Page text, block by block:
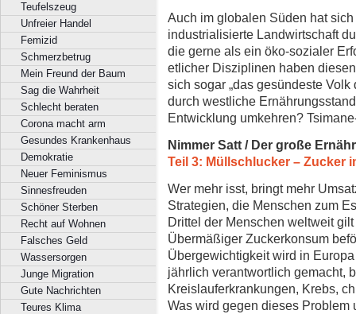
Teufelszeug
Unfreier Handel
Femizid
Schmerzbetrug
Mein Freund der Baum
Sag die Wahrheit
Schlecht beraten
Corona macht arm
Gesundes Krankenhaus
Demokratie
Neuer Feminismus
Sinnesfreuden
Schöner Sterben
Recht auf Wohnen
Falsches Geld
Wassersorgen
Junge Migration
Gute Nachrichten
Teures Klima
Auch im globalen Süden hat
industrialisierte Landwirtschaft
die gerne als ein öko-sozialer
etlicher Disziplinen haben
sich sogar „das gesündeste
durch westliche
Entwicklung umkehren?
Nimmer Satt / Der große
Teil 3: Müllschlucker – Zucker
Wer mehr isst, bringt mehr
Strategien, die Menschen zum
Drittel der Menschen weltweit
Übermäßiger Zuckerkonsum
Übergewichtigkeit wird in
jährlich verantwortlich gemacht,
Kreislauferkrankungen, Krebs,
Was wird gegen dieses Problem